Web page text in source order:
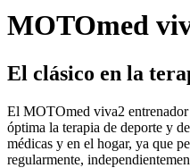
MOTOmed
El clásico en la
El MOTOmed viva2 entrenador
óptima la terapia de deporte y
médicas y en el hogar, ya que
regularmente,